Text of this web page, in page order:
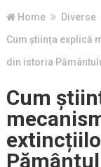
Home
Diverse
Cum știința explică
din istoria
Cum